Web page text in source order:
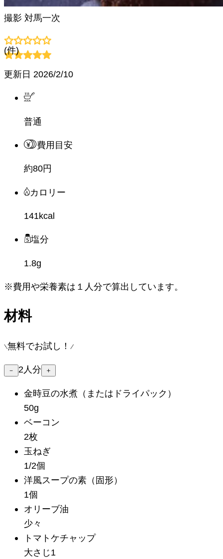
撮影 対馬一次
(件)
更新日 2026/2/10
普通
費用目安
約80円
カロリー
141kcal
塩分
1.8g
※費用や栄養素は １人分で算出しています。
材料
無料でお試し！
－ 2人分 ＋
金時豆の水煮 （またはドライパック）
50g
ベーコン
2枚
玉ねぎ
1/2個
洋風スープの素 （固形）
1個
オリーブ油
少々
トマトケチャップ
大さじ1